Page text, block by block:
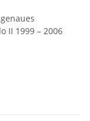
II 1999 – 2006